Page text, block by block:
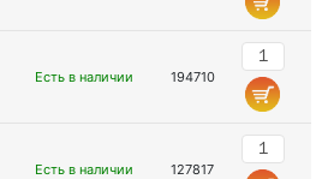
Есть в наличии 194710
Есть в наличии 127817